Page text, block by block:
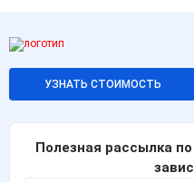
УЗНАТЬ СТОИМОСТЬ
Полезная рассылка